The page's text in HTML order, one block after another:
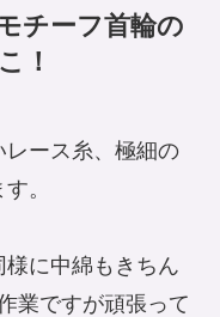
チーフ首輪の
！
ース糸、極細の
。
に中綿もきちん
業ですが頑張って